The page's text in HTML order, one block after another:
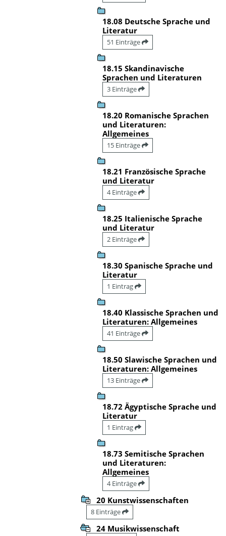
18.08 Deutsche Sprache und
Literatur
51 Einträge
18.15 Skandinavische
Sprachen und Literaturen
3 Einträge
18.20 Romanische Sprachen
und Literaturen:
Allgemeines
15 Einträge
18.21 Französische Sprache
und Literatur
4 Einträge
18.25 Italienische Sprache
und Literatur
2 Einträge
18.30 Spanische Sprache und
Literatur
1 Eintrag
18.40 Klassische Sprachen und
Literaturen: Allgemeines
41 Einträge
18.50 Slawische Sprachen und
Literaturen: Allgemeines
13 Einträge
18.72 Ägyptische Sprache und
Literatur
1 Eintrag
18.73 Semitische Sprachen
und Literaturen:
Allgemeines
4 Einträge
20 Kunstwissenschaften
8 Einträge
24 Musikwissenschaft